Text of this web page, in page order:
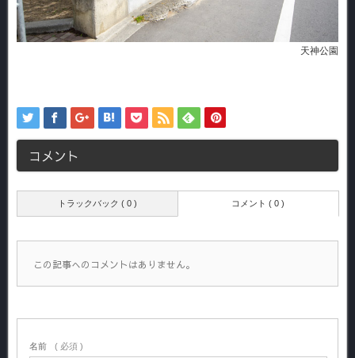
天神公園
コメント
トラックバック ( 0 ) コメント ( 0 )
この記事へのコメントはありません。
名前 ( 必須 )